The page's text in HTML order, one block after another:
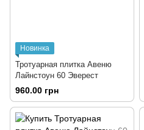
Новинка
Тротуарная плитка Авеню
Лайнстоун 60 Эверест
960.00 грн